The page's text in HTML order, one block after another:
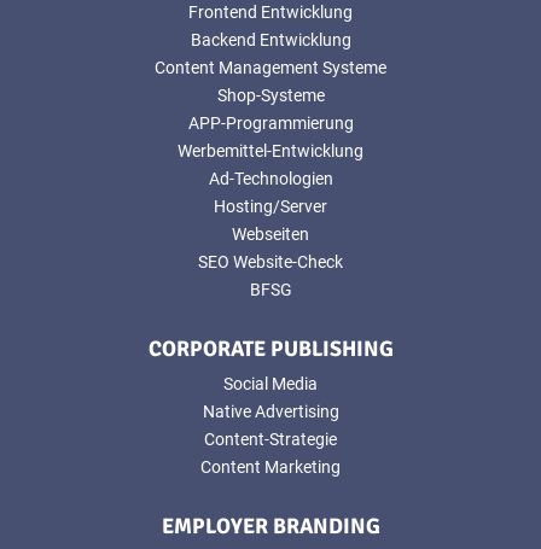
Frontend Entwicklung
Backend Entwicklung
Content Management Systeme
Shop-Systeme
APP-Programmierung
Werbemittel-Entwicklung
Ad-Technologien
Hosting/Server
Webseiten
SEO Website-Check
BFSG
CORPORATE PUBLISHING
Social Media
Native Advertising
Content-Strategie
Content Marketing
EMPLOYER BRANDING